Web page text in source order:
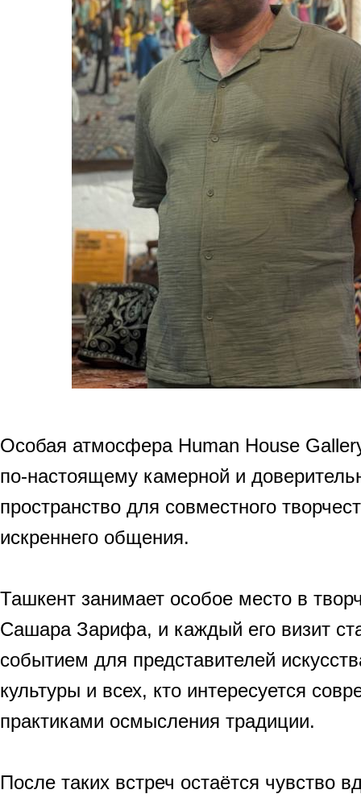
Особая атмосфера Human House
по-настоящему камерной и
пространство для совместного
искреннего общения.
Ташкент занимает особое место в
Сашара Зарифа, и каждый его визит
событием для представителей
культуры и всех, кто интересуется
практиками осмысления традиции.
После таких встреч остаётся чувство